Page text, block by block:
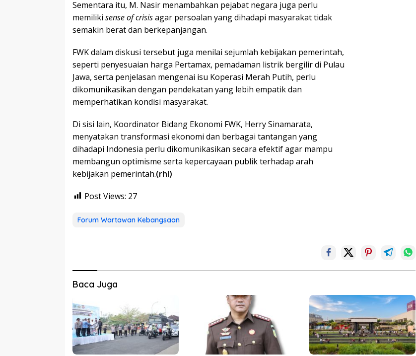
Sementara itu, M. Nasir menambahkan pejabat negara juga perlu
memiliki sense of crisisagar persoalan yang dihadapi masyarakat tidak
semakin berat dan berkepanjangan.
FWK dalam diskusi tersebut juga menilai sejumlah kebijakan pemerintah,
seperti penyesuaian harga Pertamax, pemadaman listrik bergilir di Pulau
Jawa, serta penjelasan mengenai isu Koperasi Merah Putih, perlu
dikomunikasikan dengan pendekatan yang lebih empatik dan
memperhatikan kondisi masyarakat.
Di sisi lain, Koordinator Bidang Ekonomi FWK, Herry Sinamarata,
menyatakan transformasi ekonomi dan berbagai tantangan yang
dihadapi Indonesia perlu dikomunikasikan secara efektif agar mampu
membangun optimisme serta kepercayaan publik terhadap arah
kebijakan pemerintah.(rhl)
Post Views: 27
Forum Wartawan Kebangsaan
Baca Juga